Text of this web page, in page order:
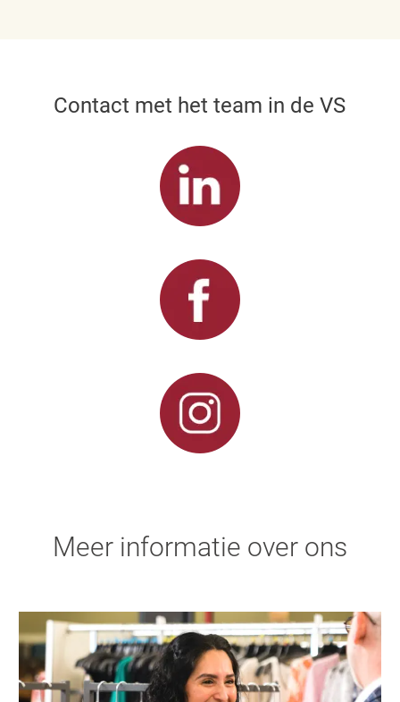
Contact met het team in de VS
Meer informatie over ons